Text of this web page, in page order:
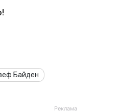
Байден